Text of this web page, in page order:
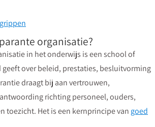
organisatie?
in het onderwijs is een school of
over beleid, prestaties, besluitvorming
draagt bij aan vertrouwen,
richting personeel, ouders,
toezicht. Het is een kernprincipe van goed